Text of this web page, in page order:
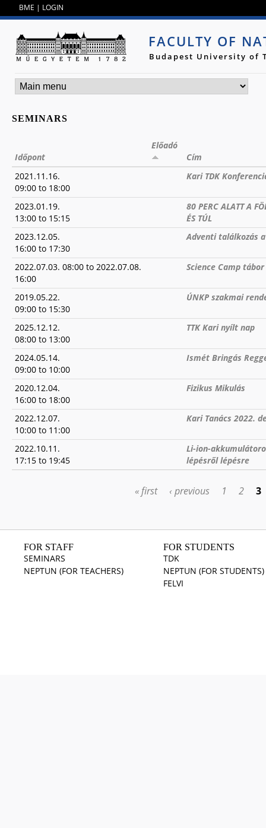
BME | LOGIN
FACULTY OF
Budapest University of
SEMINARS
Időpont
Előadó
Cím
2021.11.16.
09:00 to 18:00
Kari TDK
2023.01.19.
13:00 to 15:15
80 PERC ALATT A
ÉS TÚL
2023.12.05.
16:00 to 17:30
Adventi találkozás
2022.07.03. 08:00 to 2022.07.08.
16:00
Science Camp
2019.05.22.
09:00 to 15:30
ÚNKP szakmai
2025.12.12.
08:00 to 13:00
TTK Kari nyílt nap
2024.05.14.
09:00 to 10:00
Ismét Bringás
2020.12.04.
16:00 to 18:00
Fizikus Mikulás
2022.12.07.
10:00 to 11:00
Kari Tanács 2022.
2022.10.11.
17:15 to 19:45
Li-ion-
lépésről lépésre
« first ‹ previous 1 2 3
FOR STAFF
SEMINARS
NEPTUN (FOR TEACHERS)
FOR STUDENTS
TDK
NEPTUN (FOR STUDENTS)
FELVI